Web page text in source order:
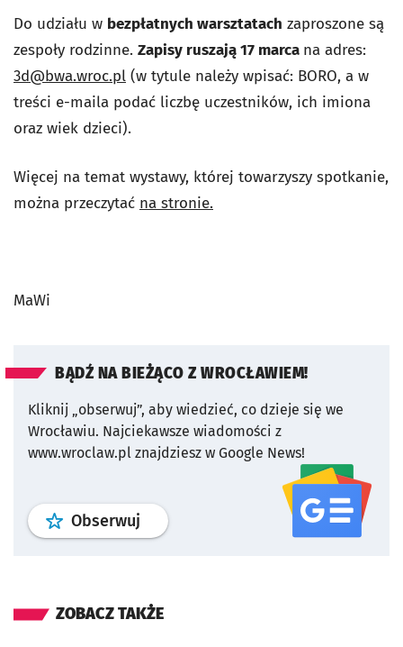
Do udziału w bezpłatnych warsztatach zaproszone są
zespoły rodzinne. Zapisy ruszają 17 marca na adres:
3d@bwa.wroc.pl (w tytule należy wpisać: BORO, a w
treści e-maila podać liczbę uczestników, ich imiona
oraz wiek dzieci).
Więcej na temat wystawy, której towarzyszy spotkanie,
można przeczytać na stronie.
MaWi
BĄDŹ NA BIEŻĄCO Z WROCŁAWIEM!
Kliknij „obserwuj”, aby wiedzieć, co dzieje się we
Wrocławiu. Najciekawsze wiadomości z
www.wroclaw.pl znajdziesz w Google News!
Obserwuj profil serwisu
ZOBACZ TAKŻE